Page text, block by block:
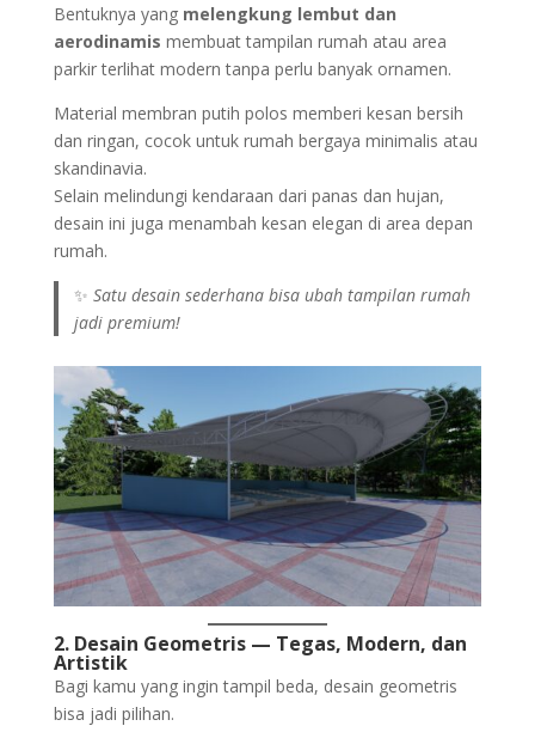
Bentuknya yang melengkung lembut dan
aerodinamis membuat tampilan rumah atau area
parkir terlihat modern tanpa perlu banyak ornamen.
Material membran putih polos memberi kesan bersih
dan ringan, cocok untuk rumah bergaya minimalis atau
skandinavia.
Selain melindungi kendaraan dari panas dan hujan,
desain ini juga menambah kesan elegan di area depan
rumah.
✨Satu desain sederhana bisa ubah tampilan rumah
jadi premium!
2. Desain Geometris — Tegas, Modern, dan
Artistik
Bagi kamu yang ingin tampil beda, desain geometris
bisa jadi pilihan.